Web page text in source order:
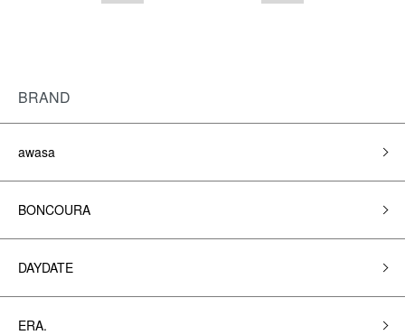
BRAND
awasa
BONCOURA
DAYDATE
ERA.